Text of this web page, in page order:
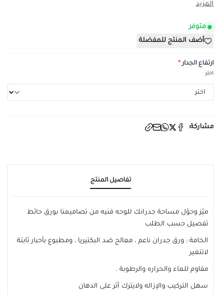
المزيد
متوفر
أضف المنتج للمفضلة
ارتفاع الجدار*
اختر
مشاركة:
تفاصيل المنتج
ميّز وحوّل مساحة جدرانك للوحه فنيه من تصاميمنا بورق حائط
تفصيل حسب الطلب
الخامة : ورق جدران ناعم ، معالج ضد البكتيريا ، ومطبوع بأحبار ثابتة
لاتتغير
مقاوم للماء والحراره والرطوبة .
سهل التركيب والإزاله ولايترك أثر على الدهان